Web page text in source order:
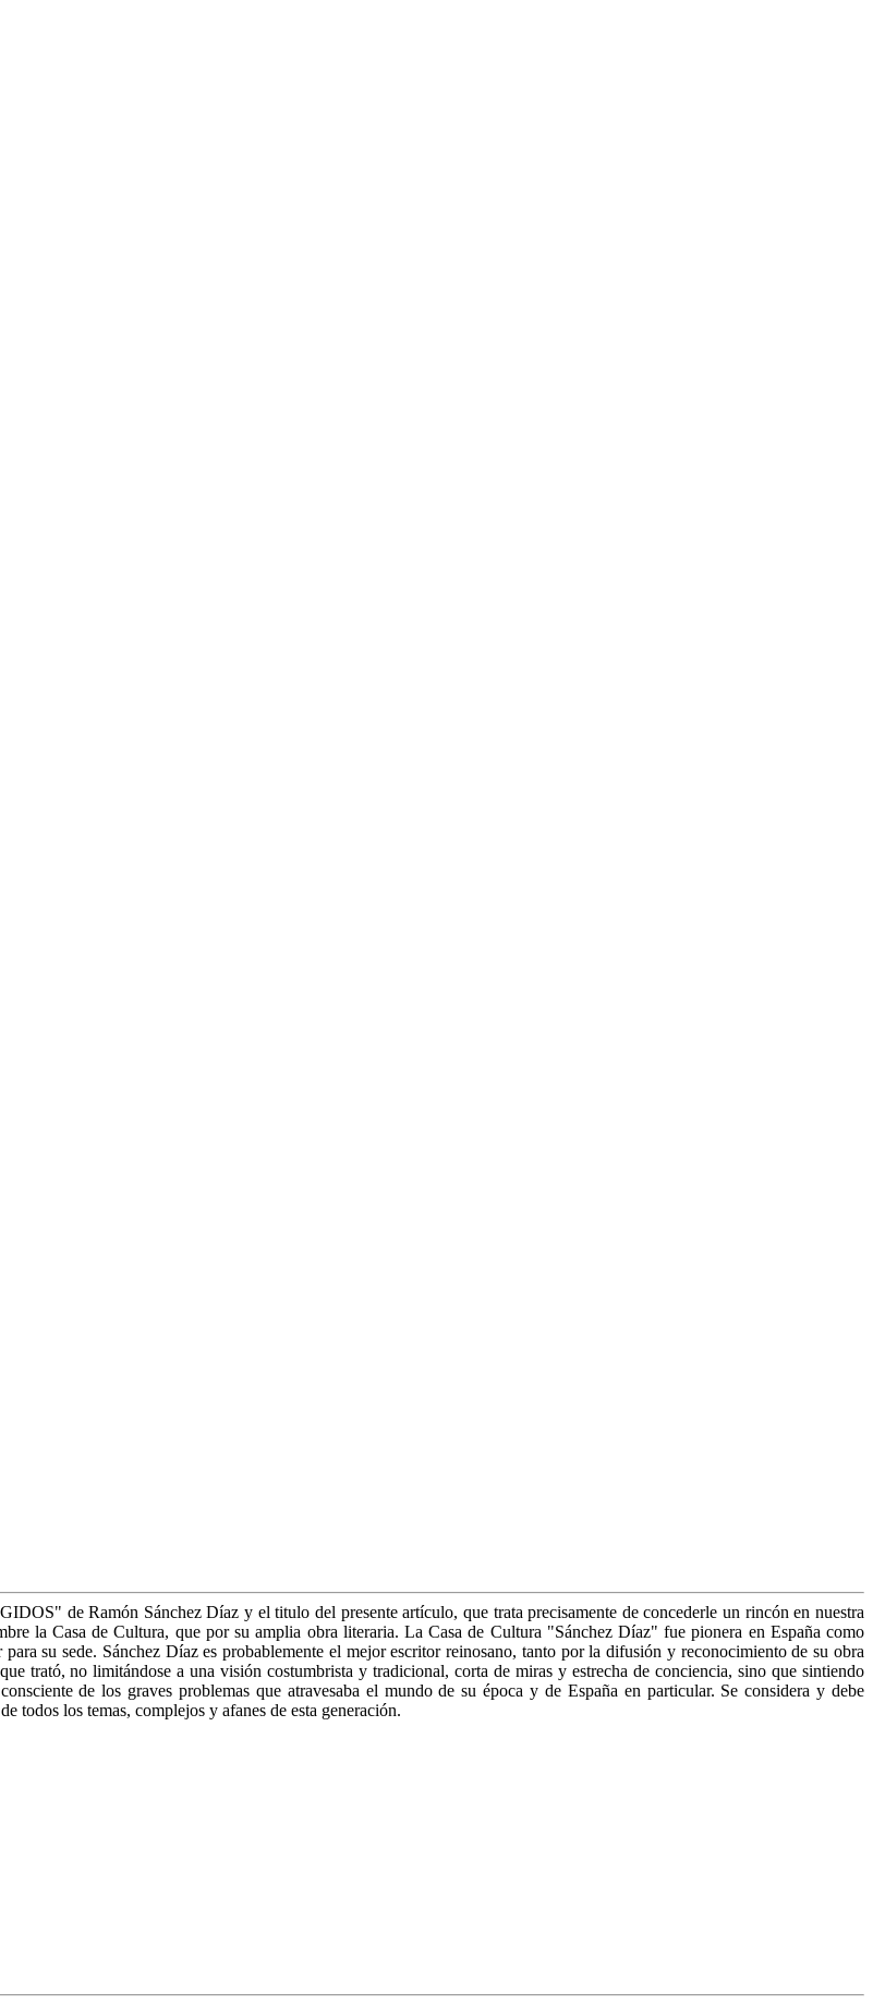
de Ramón Sánchez Díaz y el titulo del presente artículo, que trata precisamente de concederle un rincón en nuestra
la Casa de Cultura, que por su amplia obra literaria. La Casa de Cultura "Sánchez Díaz" fue pionera en España como
su sede. Sánchez Díaz es probablemente el mejor escritor reinosano, tanto por la difusión y reconocimiento de su obra
trató, no limitándose a una visión costumbrista y tradicional, corta de miras y estrecha de conciencia, sino que sintiendo
de los graves problemas que atravesaba el mundo de su época y de España en particular. Se considera y debe
todos los temas, complejos y afanes de esta generación.